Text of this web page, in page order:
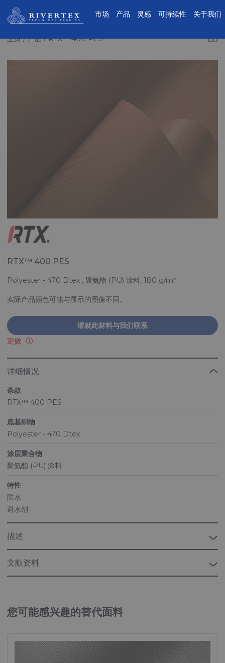
主页 产品 RTX™ 400 PES
RTX™ 400 PES
Polyester - 470 Dtex , 聚氨酯 (PU) 涂料, 180 g/m²
实际产品颜色可能与显示的图像不同。
请就此材料与我们联系
定做
详细情况
条款
RTX™ 400 PES
底基织物
Polyester - 470 Dtex
涂层聚合物
聚氨酯 (PU) 涂料
特性
防水
避水剂
描述
文献资料
用于各种海事应用的织物
您可能感兴趣的替代面料
Rivertex技术面料集团 市场 产品 灵感 可持续性 关于我们